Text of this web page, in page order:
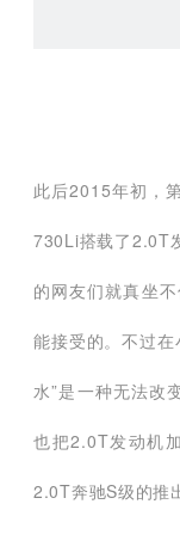
此后2015年初，
730Li搭载了2.0T
的网友们就真坐
能接受的。不过
水”是一种无法改
也把2.0T发动机
2.0T奔驰S级的推